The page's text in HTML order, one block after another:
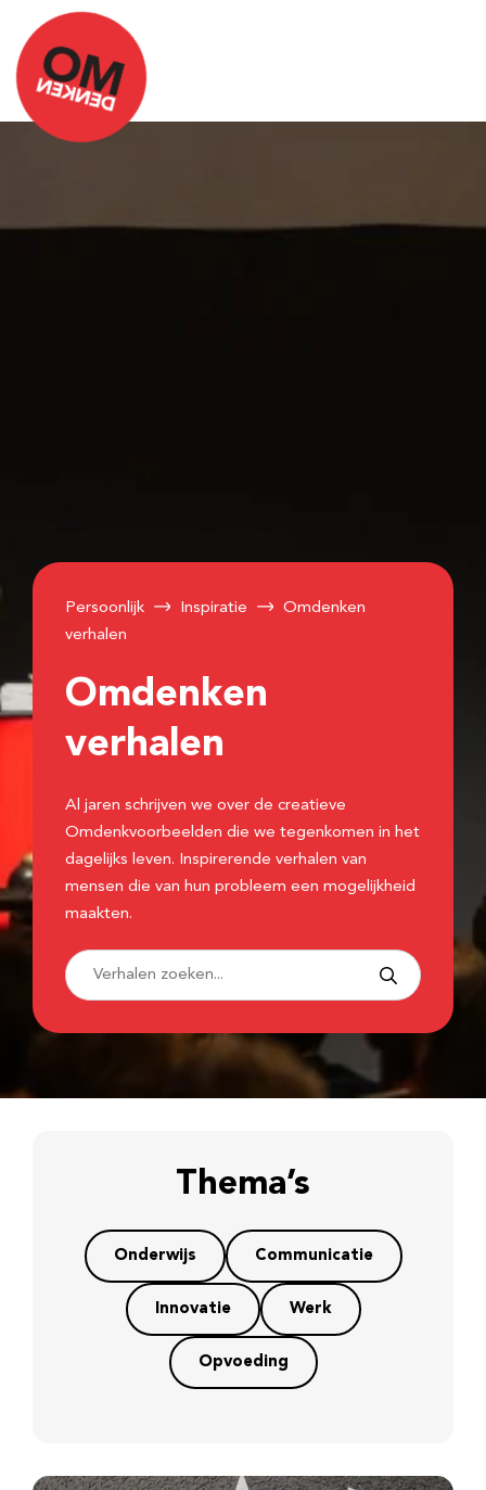
Persoonlijk Inspiratie
Omdenken
verhalen
Omdenken
verhalen
Al jaren schrijven we over de creatieve
Omdenkvoorbeelden die we tegenkomen in het
dagelijks leven. Inspirerende verhalen van
mensen die van hun probleem een mogelijkheid
maakten.
Thema’s
Onderwijs Communicatie
Innovatie Werk
Opvoeding